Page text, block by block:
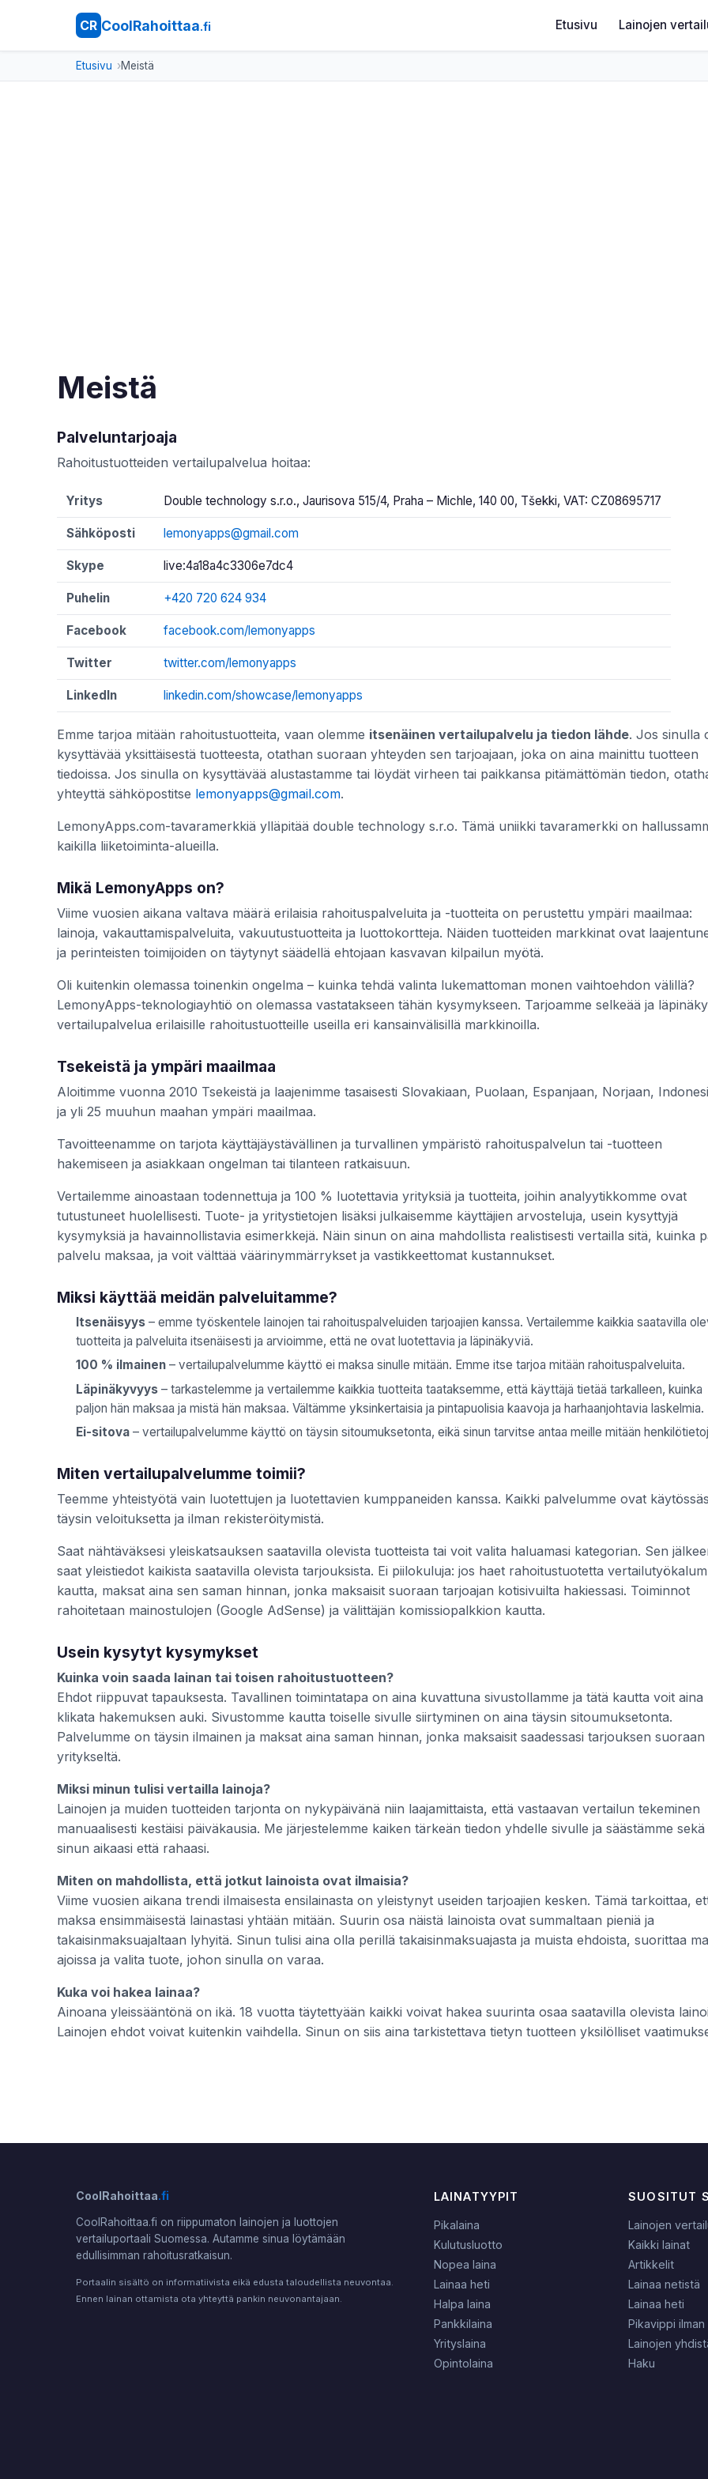
CR CoolRahoittaa.fi Etusivu Lainojen
Etusivu Meistä
Meistä
Palveluntarjoaja
Rahoitustuotteiden vertailupalvelua hoitaa:
Yritys Double technology s.r.o., Jaurisova 515/4, Praha – Michle, 140 00, Tšekki, VAT: CZ08695717
Sähköposti lemonyapps@gmail.com
Skype live:4a18a4c3306e7dc4
Puhelin +420 720 624 934
Facebook facebook.com/lemonyapps
Twitter twitter.com/lemonyapps
LinkedIn linkedin.com/showcase/lemonyapps
Emme tarjoa mitään rahoitustuotteita, vaan olemme itsenäinen vertailupalvelu ja tiedon lähde. Jos sinulla
kysyttävää yksittäisestä tuotteesta, otathan suoraan yhteyden sen tarjoajaan, joka on aina mainittu tuotteen
tiedoissa. Jos sinulla on kysyttävää alustastamme tai löydät virheen tai paikkansa pitämättömän tiedon,
yhteyttä sähköpostitse lemonyapps@gmail.com.
LemonyApps.com-tavaramerkkiä ylläpitää double technology s.r.o. Tämä uniikki tavaramerkki on
kaikilla liiketoiminta-alueilla.
Mikä LemonyApps on?
Viime vuosien aikana valtava määrä erilaisia rahoituspalveluita ja -tuotteita on perustettu ympäri maailmaa:
lainoja, vakauttamispalveluita, vakuutustuotteita ja luottokortteja. Näiden tuotteiden markkinat ovat
ja perinteisten toimijoiden on täytynyt säädellä ehtojaan kasvavan kilpailun myötä.
Oli kuitenkin olemassa toinenkin ongelma – kuinka tehdä valinta lukemattoman monen vaihtoehdon välillä?
LemonyApps-teknologiayhtiö on olemassa vastatakseen tähän kysymykseen. Tarjoamme selkeää ja
vertailupalvelua erilaisille rahoitustuotteille useilla eri kansainvälisillä markkinoilla.
Tsekeistä ja ympäri maailmaa
Aloitimme vuonna 2010 Tsekeistä ja laajenimme tasaisesti Slovakiaan, Puolaan, Espanjaan, Norjaan,
ja yli 25 muuhun maahan ympäri maailmaa.
Tavoitteenamme on tarjota käyttäjäystävällinen ja turvallinen ympäristö rahoituspalvelun tai -tuotteen
hakemiseen ja asiakkaan ongelman tai tilanteen ratkaisuun.
Vertailemme ainoastaan todennettuja ja 100 % luotettavia yrityksiä ja tuotteita, joihin analyytikkomme ovat
tutustuneet huolellisesti. Tuote- ja yritystietojen lisäksi julkaisemme käyttäjien arvosteluja, usein kysyttyjä
kysymyksiä ja havainnollistavia esimerkkejä. Näin sinun on aina mahdollista realistisesti vertailla sitä, kuinka
palvelu maksaa, ja voit välttää väärinymmärrykset ja vastikkeettomat kustannukset.
Miksi käyttää meidän palveluitamme?
Itsenäisyys – emme työskentele lainojen tai rahoituspalveluiden tarjoajien kanssa. Vertailemme kaikkia saatavilla
tuotteita ja palveluita itsenäisesti ja arvioimme, että ne ovat luotettavia ja läpinäkyviä.
100 % ilmainen – vertailupalvelumme käyttö ei maksa sinulle mitään. Emme itse tarjoa mitään rahoituspalveluita.
Läpinäkyvyys – tarkastelemme ja vertailemme kaikkia tuotteita taataksemme, että käyttäjä tietää tarkalleen, kuinka
paljon hän maksaa ja mistä hän maksaa. Vältämme yksinkertaisia ja pintapuolisia kaavoja ja harhaanjohtavia laskelmia.
Ei-sitova – vertailupalvelumme käyttö on täysin sitoumuksetonta, eikä sinun tarvitse antaa meille mitään
Miten vertailupalvelumme toimii?
Teemme yhteistyötä vain luotettujen ja luotettavien kumppaneiden kanssa. Kaikki palvelumme ovat
täysin veloituksetta ja ilman rekisteröitymistä.
Saat nähtäväksesi yleiskatsauksen saatavilla olevista tuotteista tai voit valita haluamasi kategorian. Sen
saat yleistiedot kaikista saatavilla olevista tarjouksista. Ei piilokuluja: jos haet rahoitustuotetta
kautta, maksat aina sen saman hinnan, jonka maksaisit suoraan tarjoajan kotisivuilta hakiessasi. Toiminnot
rahoitetaan mainostulojen (Google AdSense) ja välittäjän komissiopalkkion kautta.
Usein kysytyt kysymykset
Kuinka voin saada lainan tai toisen rahoitustuotteen?
Ehdot riippuvat tapauksesta. Tavallinen toimintatapa on aina kuvattuna sivustollamme ja tätä kautta voit aina
klikata hakemuksen auki. Sivustomme kautta toiselle sivulle siirtyminen on aina täysin sitoumuksetonta.
Palvelumme on täysin ilmainen ja maksat aina saman hinnan, jonka maksaisit saadessasi tarjouksen suoraan
yritykseltä.
Miksi minun tulisi vertailla lainoja?
Lainojen ja muiden tuotteiden tarjonta on nykypäivänä niin laajamittaista, että vastaavan vertailun tekeminen
manuaalisesti kestäisi päiväkausia. Me järjestelemme kaiken tärkeän tiedon yhdelle sivulle ja säästämme sekä
sinun aikaasi että rahaasi.
Miten on mahdollista, että jotkut lainoista ovat ilmaisia?
Viime vuosien aikana trendi ilmaisesta ensilainasta on yleistynyt useiden tarjoajien kesken. Tämä tarkoittaa,
maksa ensimmäisestä lainastasi yhtään mitään. Suurin osa näistä lainoista ovat summaltaan pieniä ja
takaisinmaksuajaltaan lyhyitä. Sinun tulisi aina olla perillä takaisinmaksuajasta ja muista ehdoista, suorittaa
ajoissa ja valita tuote, johon sinulla on varaa.
Kuka voi hakea lainaa?
Ainoana yleissääntönä on ikä. 18 vuotta täytettyään kaikki voivat hakea suurinta osaa saatavilla olevista
Lainojen ehdot voivat kuitenkin vaihdella. Sinun on siis aina tarkistettava tietyn tuotteen yksilölliset
CoolRahoittaa.fi
CoolRahoittaa.fi on riippumaton lainojen ja luottojen
vertailuportaali Suomessa. Autamme sinua löytämään
edullisimman rahoitusratkaisun.
Portaalin sisältö on informatiivista eikä edusta taloudellista neuvontaa.
Ennen lainan ottamista ota yhteyttä pankin neuvonantajaan.
LAINATYYPIT
Pikalaina
Kulutusluotto
Nopea laina
Lainaa heti
Halpa laina
Pankkilaina
Yrityslaina
Opintolaina
SUOSITUT
Lainojen
Kaikki lainat
Artikkelit
Lainaa netistä
Lainaa heti
Pikavippi
Lainojen
Haku